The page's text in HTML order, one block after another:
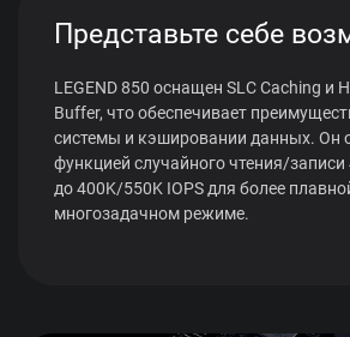
Представьте себе
LEGEND 850 оснащен SLC Caching и
Buffer, что обеспечивает
системы и кэшировании данных. Он
функцией случайного чтения/
до 400K/550K IOPS для более
многозадачном режиме.